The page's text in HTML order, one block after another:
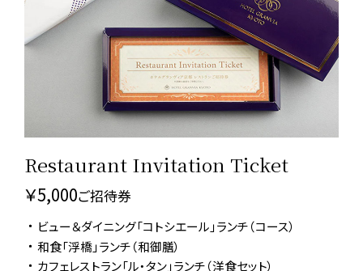
レストラン5,000円ご招待券
Restaurant Invitation Ticket
￥5,000ご招待券
ビュー＆ダイニング「コトシエール」ランチ（コース）
和食「浮橋」ランチ（和御膳）
カフェレストラン「ル・タン」ランチ（洋食セット）